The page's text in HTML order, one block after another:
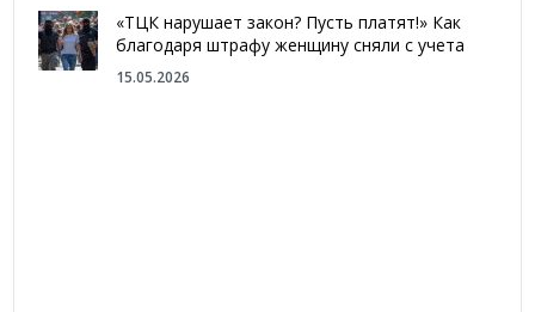
«ТЦК нарушает закон? Пусть платят!» Как
благодаря штрафу женщину сняли с учета
15.05.2026